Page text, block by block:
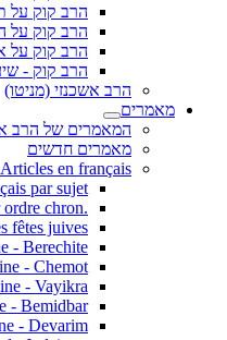
הרב קוק על
הרב קוק על
הרב קוק על
הרב קוק -
הרב אשכנזי (מניטו)
מאמרים
המאמרים של הרב
מאמרים חדשים
Articles en français
par sujet
.Articles en français - par ordre chron
fêtes juives
- Berechite
- Chemot
- Vayikra
- Bemidbar
- Devarim